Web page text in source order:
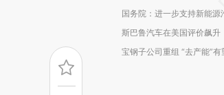
国务院：进一步支持新能源
斯巴鲁汽车在美国评价飙升
宝钢子公司重组 “去产能”